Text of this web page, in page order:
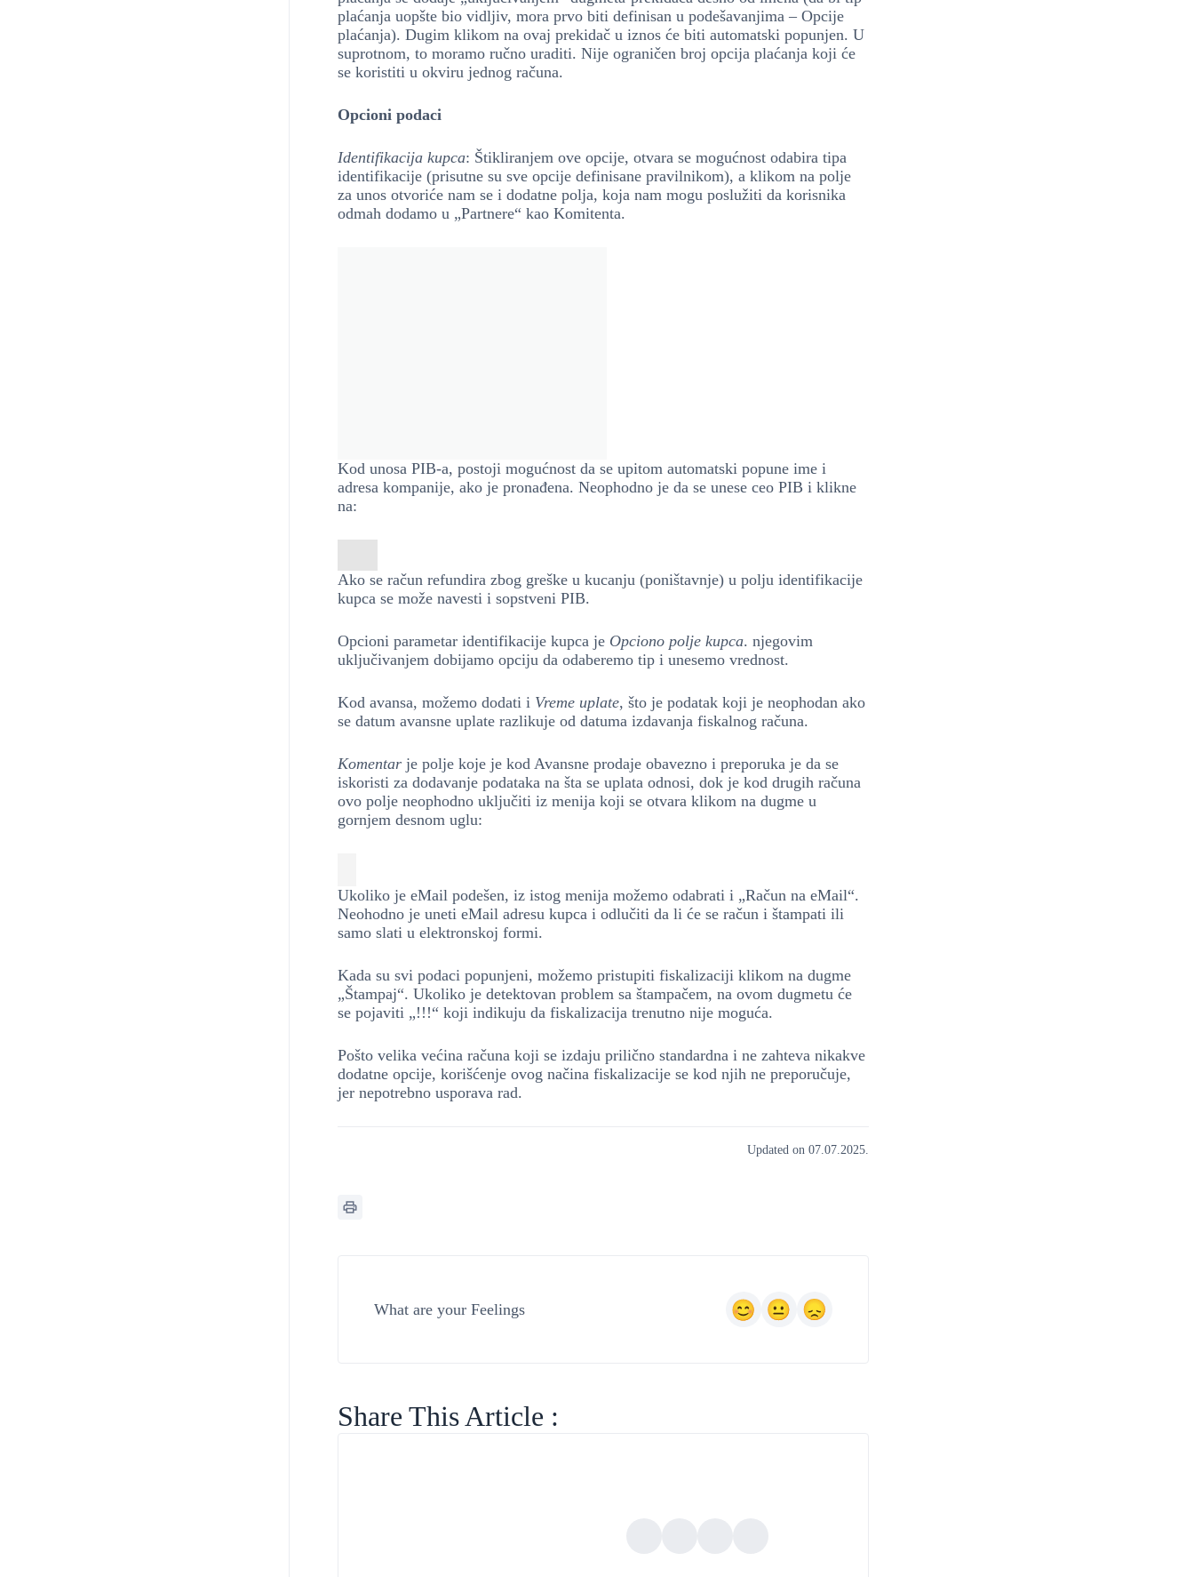
plaćanja uopšte bio vidljiv, mora prvo biti definisan u podešavanjima – Opcije
plaćanja). Dugim klikom na ovaj prekidač u iznos će biti automatski popunjen. U
suprotnom, to moramo ručno uraditi. Nije ograničen broj opcija plaćanja koji će
se koristiti u okviru jednog računa.
Opcioni podaci
Identifikacija kupca: Štikliranjem ove opcije, otvara se mogućnost odabira tipa
identifikacije (prisutne su sve opcije definisane pravilnikom), a klikom na polje
za unos otvoriće nam se i dodatne polja, koja nam mogu poslužiti da korisnika
odmah dodamo u „Partnere“ kao Komitenta.
Kod unosa PIB-a, postoji mogućnost da se upitom automatski popune ime i
adresa kompanije, ako je pronađena. Neophodno je da se unese ceo PIB i klikne
na:
Ako se račun refundira zbog greške u kucanju (poništavnje) u polju identifikacije
kupca se može navesti i sopstveni PIB.
Opcioni parametar identifikacije kupca je Opciono polje kupca. njegovim
uključivanjem dobijamo opciju da odaberemo tip i unesemo vrednost.
Kod avansa, možemo dodati i Vreme uplate, što je podatak koji je neophodan ako
se datum avansne uplate razlikuje od datuma izdavanja fiskalnog računa.
Komentarje polje koje je kod Avansne prodaje obavezno i preporuka je da se
iskoristi za dodavanje podataka na šta se uplata odnosi, dok je kod drugih računa
ovo polje neophodno uključiti iz menija koji se otvara klikom na dugme u
gornjem desnom uglu:
Ukoliko je eMail podešen, iz istog menija možemo odabrati i „Račun na eMail“.
Neohodno je uneti eMail adresu kupca i odlučiti da li će se račun i štampati ili
samo slati u elektronskoj formi.
Kada su svi podaci popunjeni, možemo pristupiti fiskalizaciji klikom na dugme
„Štampaj“. Ukoliko je detektovan problem sa štampačem, na ovom dugmetu će
se pojaviti „!!!“ koji indikuju da fiskalizacija trenutno nije moguća.
Pošto velika većina računa koji se izdaju prilično standardna i ne zahteva nikakve
dodatne opcije, korišćenje ovog načina fiskalizacije se kod njih ne preporučuje,
jer nepotrebno usporava rad.
Updated on 07.07.2025.
What are your Feelings
Share This Article :